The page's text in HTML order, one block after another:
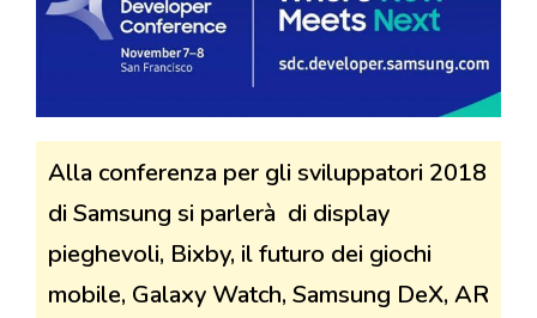
Alla conferenza per gli sviluppatori 2018
di Samsung si parlerà di display
pieghevoli, Bixby, il futuro dei giochi
mobile, Galaxy Watch, Samsung DeX, AR